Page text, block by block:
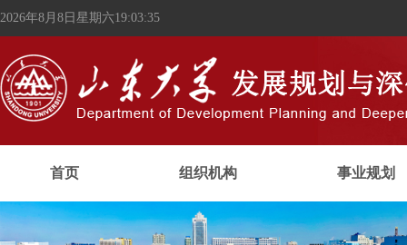
2026年8月8日星期六19:03:35
首页 组织机构 事业规划